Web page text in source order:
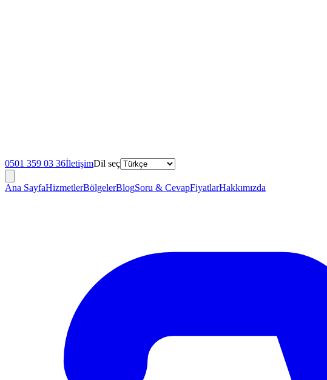
0501 359 03 36İletişimDil seç
Ana SayfaHizmetlerBölgelerBlogSoru & CevapFiyatlarHakkımızda